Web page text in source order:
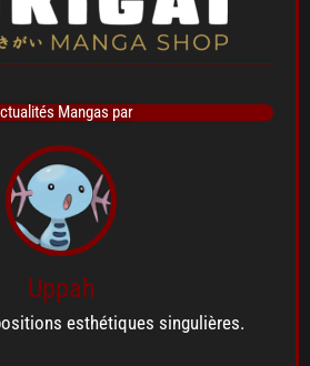
Mangas par
Uppah
esthétiques singulières.